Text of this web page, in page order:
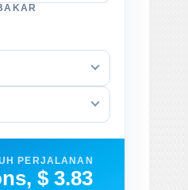
PERJALANAN
$ 3.83